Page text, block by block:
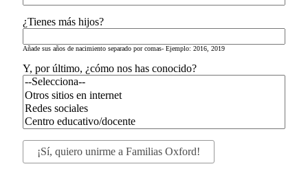
¿Tienes más hijos?
Añade sus años de nacimiento separado por comas- Ejemplo: 2016, 2019
Y, por último, ¿cómo nos has conocido?